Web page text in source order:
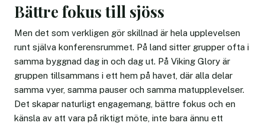
Bättre fokus till sjöss
Men det som verkligen gör skillnad är hela upplevelsen
runt själva konferensrummet. På land sitter grupper ofta i
samma byggnad dag in och dag ut. På Viking Glory är
gruppen tillsammans i ett hem på havet, där alla delar
samma vyer, samma pauser och samma matupplevelser.
Det skapar naturligt engagemang, bättre fokus och en
känsla av att vara på riktigt möte, inte bara ännu ett